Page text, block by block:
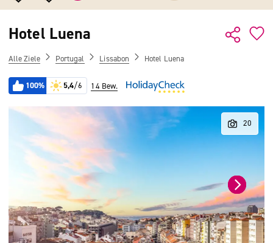
Hotel Luena
Alle Ziele Portugal Lissabon Hotel Luena
100% 5,4/6 14 Bew.